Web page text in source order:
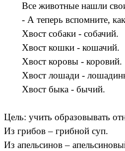
Все животные нашли
- А теперь вспомните,
Хвост собаки - собачий.
Хвост кошки - кошачий.
Хвост коровы - коровий.
Хвост лошади -
Хвост быка - бычий.
Цель: учить образовывать
Из грибов – грибной суп.
Из апельсинов –